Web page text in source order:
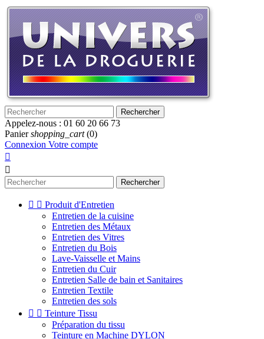
Rechercher
Appelez-nous : 01 60 20 66 73
Panier shopping_cart (0)
Connexion Votre compte


Rechercher
  Produit d'Entretien
Entretien de la cuisine
Entretien des Métaux
Entretien des Vitres
Entretien du Bois
Lave-Vaisselle et Mains
Entretien du Cuir
Entretien Salle de bain et Sanitaires
Entretien Textile
Entretien des sols
  Teinture Tissu
Préparation du tissu
Teinture en Machine DYLON